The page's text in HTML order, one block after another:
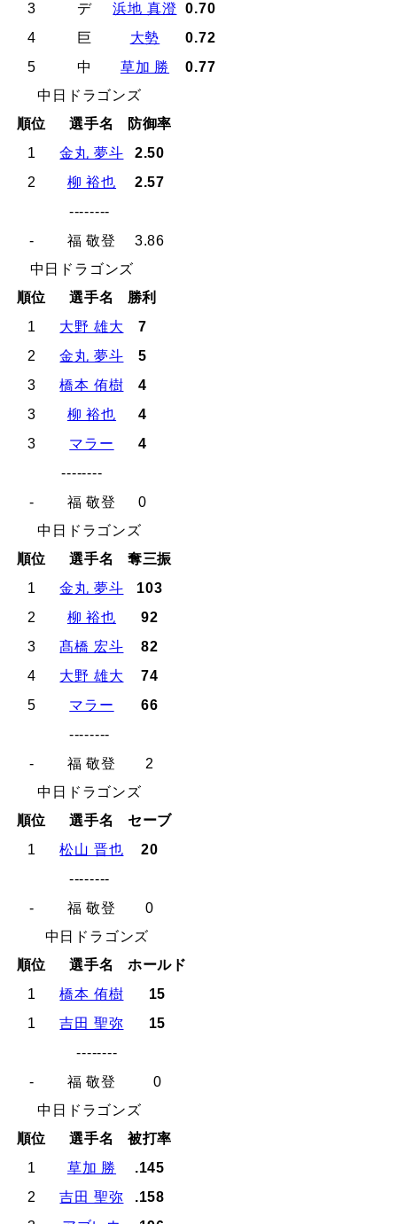
3 デ 浜地 真澄
0.70
4
巨 大勢
0.72
5
中 草加 勝
0.77
中日ドラゴンズ
順位
選手名
防御率
1
金丸 夢斗
2.50
2
柳 裕也
2.57
--------
-
福 敬登
3.86
中日ドラゴンズ
順位
選手名
勝利
1
大野 雄大
7
2
金丸 夢斗
5
3
橋本 侑樹
4
3
柳 裕也
4
3
マラー
4
--------
-
福 敬登
0
中日ドラゴンズ
順位
選手名
奪三振
1
金丸 夢斗
103
2
柳 裕也
92
3
髙橋 宏斗
82
4
大野 雄大
74
5
マラー
66
--------
-
福 敬登
2
中日ドラゴンズ
順位
選手名
セーブ
1
松山 晋也
20
--------
-
福 敬登
0
中日ドラゴンズ
順位
選手名
ホールド
1
橋本 侑樹
15
1
吉田 聖弥
15
--------
-
福 敬登
0
中日ドラゴンズ
順位
選手名
被打率
1
草加 勝
.145
2
吉田 聖弥
.158